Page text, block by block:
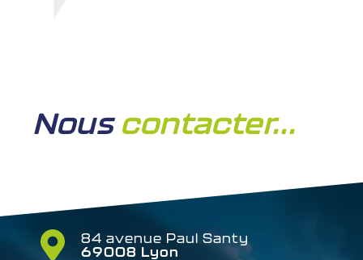
Nous contacter...
84 avenue Paul Santy
69008 Lyon